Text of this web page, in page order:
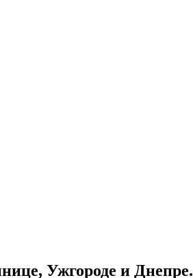
Ужгороде и Днепре.